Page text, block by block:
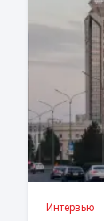
Интервью